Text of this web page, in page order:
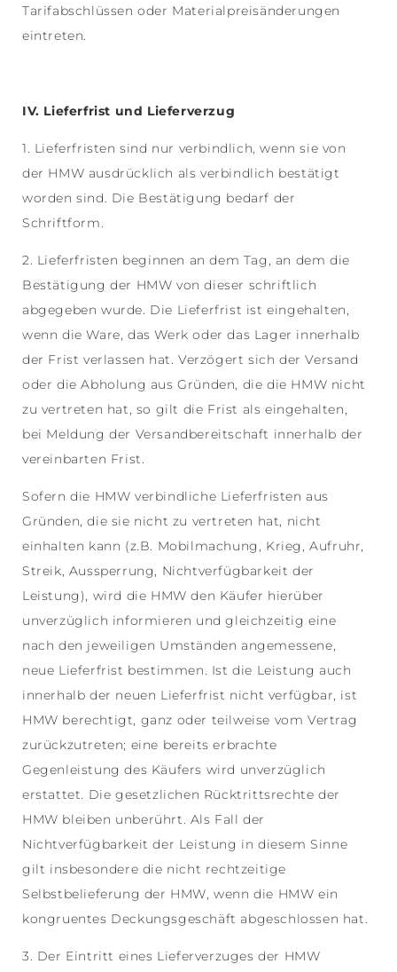
Tarifabschlüssen oder Materialpreisänderungen
eintreten.
IV. Lieferfrist und Lieferverzug
1. Lieferfristen sind nur verbindlich, wenn sie von
der HMW ausdrücklich als verbindlich bestätigt
worden sind. Die Bestätigung bedarf der
Schriftform.
2. Lieferfristen beginnen an dem Tag, an dem die
Bestätigung der HMW von dieser schriftlich
abgegeben wurde. Die Lieferfrist ist eingehalten,
wenn die Ware, das Werk oder das Lager innerhalb
der Frist verlassen hat. Verzögert sich der Versand
oder die Abholung aus Gründen, die die HMW nicht
zu vertreten hat, so gilt die Frist als eingehalten,
bei Meldung der Versandbereitschaft innerhalb der
vereinbarten Frist.
Sofern die HMW verbindliche Lieferfristen aus
Gründen, die sie nicht zu vertreten hat, nicht
einhalten kann (z.B. Mobilmachung, Krieg, Aufruhr,
Streik, Aussperrung, Nichtverfügbarkeit der
Leistung), wird die HMW den Käufer hierüber
unverzüglich informieren und gleichzeitig eine
nach den jeweiligen Umständen angemessene,
neue Lieferfrist bestimmen. Ist die Leistung auch
innerhalb der neuen Lieferfrist nicht verfügbar, ist
HMW berechtigt, ganz oder teilweise vom Vertrag
zurückzutreten; eine bereits erbrachte
Gegenleistung des Käufers wird unverzüglich
erstattet. Die gesetzlichen Rücktrittsrechte der
HMW bleiben unberührt. Als Fall der
Nichtverfügbarkeit der Leistung in diesem Sinne
gilt insbesondere die nicht rechtzeitige
Selbstbelieferung der HMW, wenn die HMW ein
kongruentes Deckungsgeschäft abgeschlossen hat.
3. Der Eintritt eines Lieferverzuges der HMW